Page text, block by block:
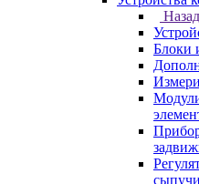
Назад
Блоки